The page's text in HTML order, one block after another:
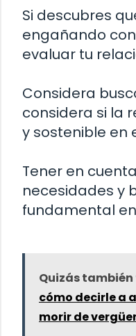
Si descubres
engañando
evaluar tu
Considera
considera si la
y sostenible en
Tener en
necesidades y
fundamental
Quizás
cómo decirle a
morir de